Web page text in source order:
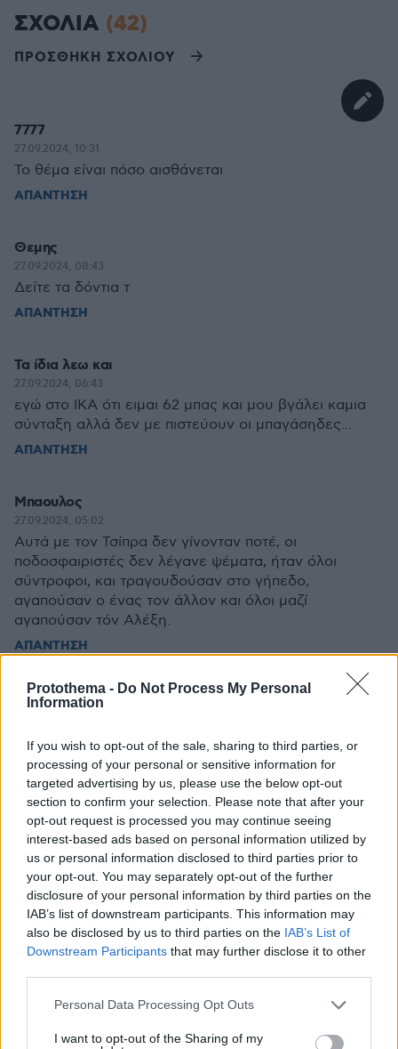
Protothema - Do Not Process My Personal
Information
If you wish to opt-out of the sale, sharing to third parties, or
processing of your personal or sensitive information for
targeted advertising by us, please use the below opt-out
section to confirm your selection. Please note that after your
opt-out request is processed you may continue seeing
interest-based ads based on personal information utilized by
us or personal information disclosed to third parties prior to
your opt-out. You may separately opt-out of the further
disclosure of your personal information by third parties on the
IAB’s list of downstream participants. This information may
also be disclosed by us to third parties on the IAB’s List of
Downstream Participants that may further disclose it to other
Please note that this website/app uses one or more Google
not limited to your visit or usage behaviour. You may click to
Personal Data Processing Opt Outs
I want to opt-out of the Sharing of my
ΣΧΟΛΙΑ (42)
ΠΡΟΣΘΗΚΗ ΣΧΟΛΙΟΥ
7777
27.09.2024, 10:31
Το θέμα είναι πόσο αισθάνεται
ΑΠΑΝΤΗΣΗ
Θεμης
27.09.2024, 08:43
Δείτε τα δόντια τ
ΑΠΑΝΤΗΣΗ
Τα ίδια λεω και
27.09.2024, 06:43
εγώ στο ΙΚΑ ότι ειμαι 62 μπας και μου βγάλει καμια
σύνταξη αλλά δεν με πιστεύουν οι μπαγάσηδες...
ΑΠΑΝΤΗΣΗ
Μπαουλος
27.09.2024, 05:02
Αυτά με τον Τσίπρα δεν γίνονταν ποτέ, οι
ποδοσφαιριστές δεν λέγανε ψέματα, ήταν όλοι
σύντροφοι, και τραγουδούσαν στο γήπεδο,
αγαπούσαν ο ένας τον άλλον και όλοι μαζί
αγαπούσαν τόν Αλέξη.
ΑΠΑΝΤΗΣΗ
Δε κόπηκε στα ιατρικά?
27.09.2024, 01:28
Δε ξέρω αν είναι 26 ή 46 πάντως από την όψη που
έχουν τα μάτια του μάλλον το συκώτι του έχει
σχεδον παραδώσει πνεύμα.
ΑΠΑΝΤΗΣΗ
Αααα ποδοσφαιρομάνα
27.09.2024, 01:26
Εδώ ο Οφορικουε του Ολυμπιακού είχε μείνει στην
ιστορία ως ένας από τους νεότερους σκόρερς στο
champions league ( με δηλωμένη ηλικία τα 17) και
επιπλέον. Στο πρωτάθλημα Ουγκάντας θα
κολλήσουμε ?